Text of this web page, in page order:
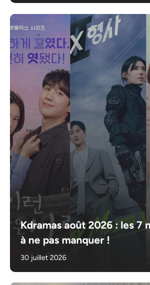
Kdramas août 2026 : les 7
à ne pas manquer !
30 juillet 2026